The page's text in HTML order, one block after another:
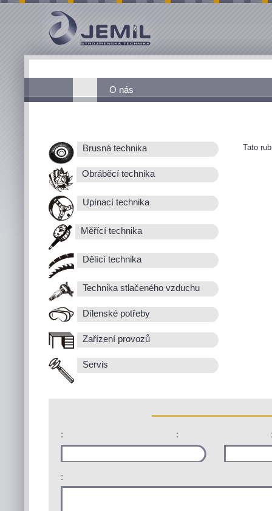
O nás
Brusná technika
Obráběcí technika
Upínací technika
Měřící technika
Dělící technika
Technika stlačeného vzduchu
Dílenské potřeby
Zařízení provozů
Servis
Tato
: :
: